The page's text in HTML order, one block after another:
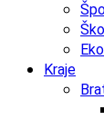
Kraje